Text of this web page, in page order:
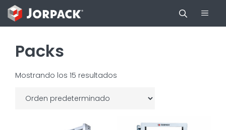
Saltar
contenido
Packs
Mostrando los 15 resultados